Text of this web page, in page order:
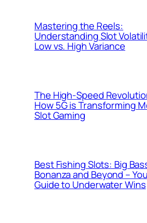
Mastering the Reels:
Understanding Slot
Low vs. High Variance
The High-Speed
How 5G is Transforming
Slot Gaming
Best Fishing Slots: Big
Bonanza and Beyond –
Guide to Underwater Wins